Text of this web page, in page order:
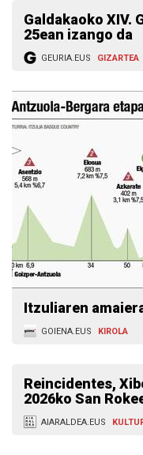
Galdakaoko XIV.
25ean izango da
GEURIA.EUS GIZARTEA
Itzuliaren
GOIENA.EUS KIROLA
Reincidentes,
2026ko San
AIARALDEA.EUS